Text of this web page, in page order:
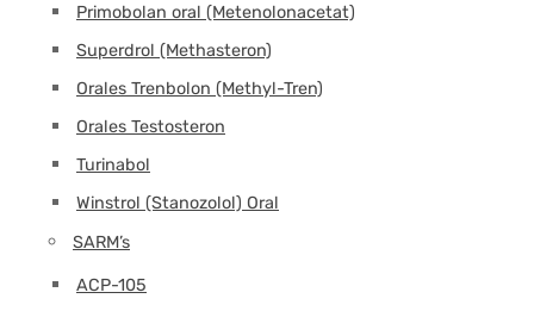
Primobolan oral (Metenolonacetat)
Superdrol (Methasteron)
Orales Trenbolon (Methyl-Tren)
Orales Testosteron
Turinabol
Winstrol (Stanozolol) Oral
SARM’s
ACP-105